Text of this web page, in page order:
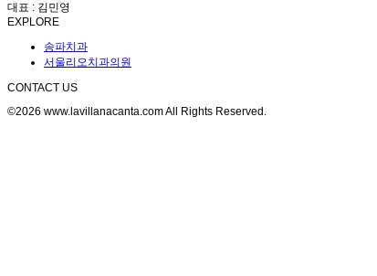
대표 : 김민영
EXPLORE
송파치과
서울리오치과의원
CONTACT US
©2026 www.lavillanacanta.com All Rights Reserved.